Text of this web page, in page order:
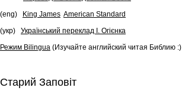
(eng)
King James American Standard
(укр)
Український переклад І. Огієнка
Режим Bilingua (Изучайте английский читая Библию :)
Старий Заповіт